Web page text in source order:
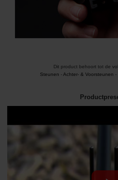
Dit product behoort tot de
Steunen -Achter- & Voorsteunen -